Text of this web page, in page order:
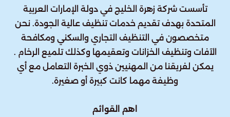
تأسست شركة زهرة الخليج في دولة الإمارات العربية
المتحدة بهدف تقديم خدمات تنظيف عالية الجودة. نحن
متخصصون في التنظيف التجاري والسكني ومكافحة
الآفات وتنظيف الخزانات وتعقيمها وكذلك تلميع الرخام .
يمكن لفريقنا من المهنيين ذوي الخبرة التعامل مع أي
وظيفة مهما كانت كبيرة أو صغيرة.
اهم القوائم